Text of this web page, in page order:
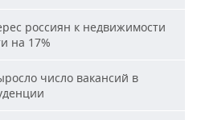
россиян к недвижимости
на 17%
число вакансий в